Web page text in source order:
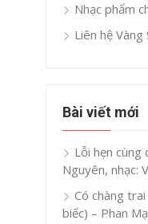
Nhạc phẩm
Liên hệ Vàng
Bài viết mới
Lỗi hẹn cùng
Nguyên, nhạc:
Có chàng
biếc) – Phan